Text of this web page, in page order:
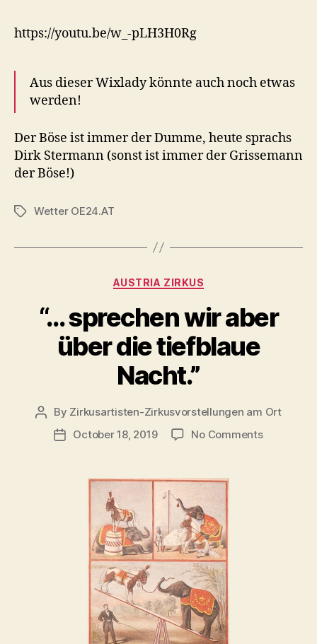
https://youtu.be/w_-pLH3H0Rg
Aus dieser Wixlady könnte auch noch etwas
werden!
Der Böse ist immer der Dumme, heute sprachs
Dirk Stermann (sonst ist immer der Grissemann
der Böse!)
TagsWetter OE24.AT
Categories
AUSTRIA ZIRKUS
“… sprechen wir aber
über die tiefblaue
Nacht.”
Post
author
By Zirkusartisten-Zirkusvorstellungen am Ort
PostOctober 18, 2019 No Commentson